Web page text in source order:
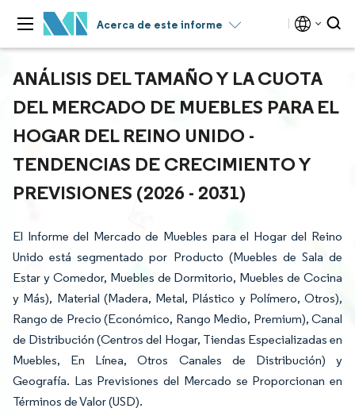
Acerca de este informe
ANÁLISIS DEL TAMAÑO Y LA CUOTA
DEL MERCADO DE MUEBLES PARA EL
HOGAR DEL REINO UNIDO -
TENDENCIAS DE CRECIMIENTO Y
PREVISIONES (2026 - 2031)
El Informe del Mercado de Muebles para el Hogar del Reino
Unido está segmentado por Producto (Muebles de Sala de
Estar y Comedor, Muebles de Dormitorio, Muebles de Cocina
y Más), Material (Madera, Metal, Plástico y Polímero, Otros),
Rango de Precio (Económico, Rango Medio, Premium), Canal
de Distribución (Centros del Hogar, Tiendas Especializadas en
Muebles, En Línea, Otros Canales de Distribución) y
Geografía. Las Previsiones del Mercado se Proporcionan en
Términos de Valor (USD).